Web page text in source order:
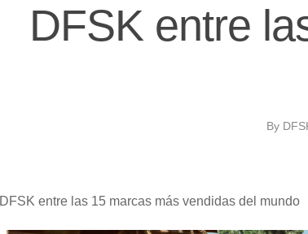
DFSK entre
By
DFSK entre las 15 marcas más vendidas del mundo